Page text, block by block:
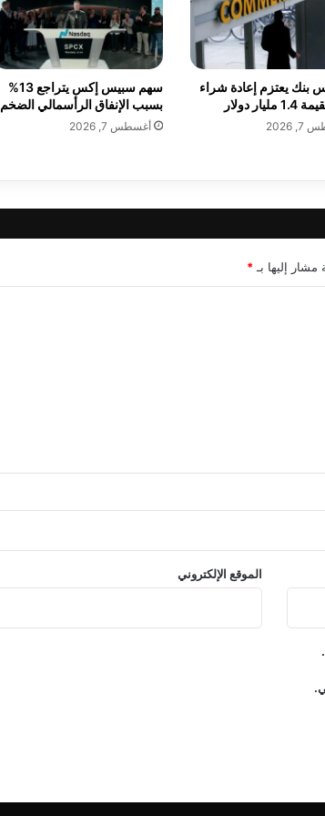
ل
ق
أ
غ
ن
ي
ل
د
l
k
إ
ح
س
س
إ
بنك يعتزم إعادة شراء
دولار
2026
سهم سبيس إكس يتراجع 13%
بسبب الإنفاق الرأسمالي الضخم
أغسطس 7, 2026
مشار إليها بـ *
الموقع الإلكتروني